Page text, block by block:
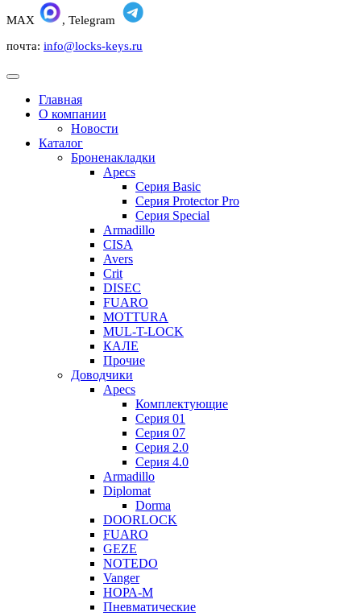
MAX
, Telegram
почта: info@locks-keys.ru
Главная
О компании
Новости
Каталог
Броненакладки
Apecs
Серия Basic
Серия Protector Pro
Серия Special
Armadillo
CISA
Avers
Crit
DISEC
FUARO
MOTTURA
MUL-T-LOCK
КАЛЕ
Прочие
Доводчики
Apecs
Комплектующие
Серия 01
Серия 07
Серия 2.0
Серия 4.0
Armadillo
Diplomat
Dorma
DOORLOCK
FUARO
GEZE
NOTEDO
Vanger
НОРА-М
Пневматические